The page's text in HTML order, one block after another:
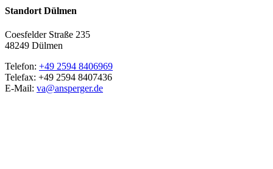
Standort Dülmen
Coesfelder Straße 235
48249 Dülmen
Telefon: +49 2594 8406969
Telefax: +49 2594 8407436
E-Mail: va@ansperger.de